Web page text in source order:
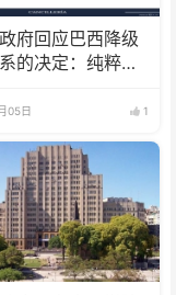
府回应巴西降级
的决定：纯粹意
05日 1